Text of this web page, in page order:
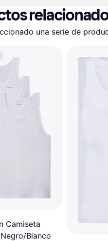
una serie de
Camiseta
Blanco